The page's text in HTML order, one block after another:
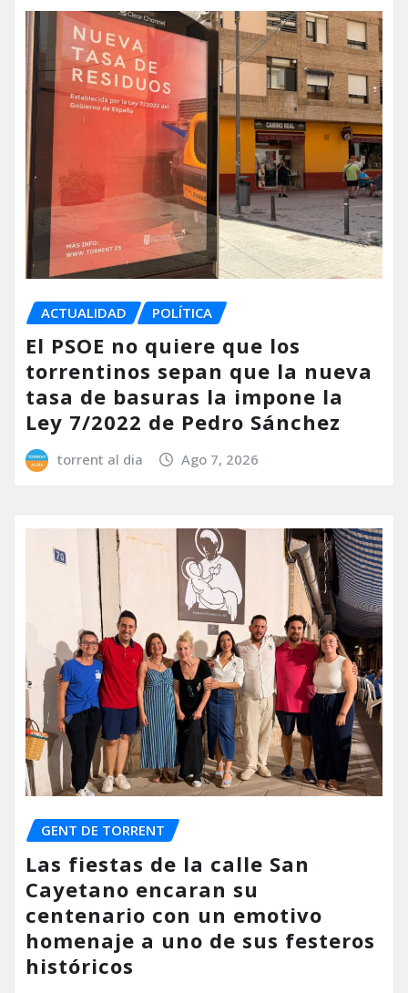
ACTUALIDAD POLÍTICA
El PSOE no quiere que los
torrentinos sepan que la nueva
tasa de basuras la impone la
Ley 7/2022 de Pedro Sánchez
torrent al dia Ago 7, 2026
GENT DE TORRENT
Las fiestas de la calle San
Cayetano encaran su
centenario con un emotivo
homenaje a uno de sus festeros
históricos